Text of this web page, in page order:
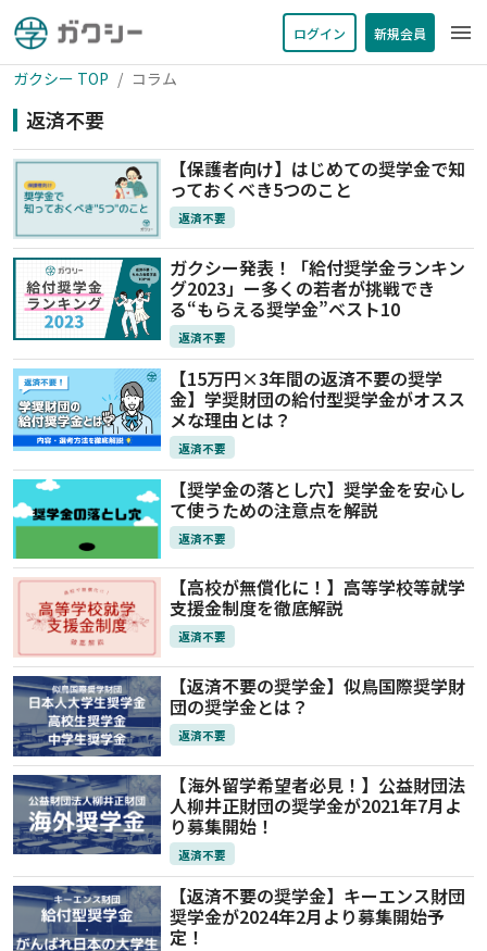
ログイン 新規会員 menu
ガクシー TOP コラム
返済不要
【保護者向け】はじめての奨学金で知
っておくべき5つのこと
返済不要
ガクシー発表！「給付奨学金ランキン
グ2023」ー多くの若者が挑戦でき
る“もらえる奨学金”ベスト10
返済不要
【15万円×3年間の返済不要の奨学
金】学奨財団の給付型奨学金がオスス
メな理由とは？
返済不要
【奨学金の落とし穴】奨学金を安心し
て使うための注意点を解説
返済不要
【高校が無償化に！】高等学校等就学
支援金制度を徹底解説
返済不要
【返済不要の奨学金】似鳥国際奨学財
団の奨学金とは？
返済不要
【海外留学希望者必見！】公益財団法
人柳井正財団の奨学金が2021年7月よ
り募集開始！
返済不要
【返済不要の奨学金】キーエンス財団
奨学金が2024年2月より募集開始予
定！